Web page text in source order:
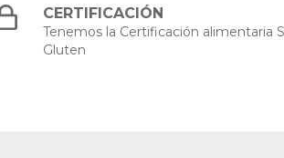
CERTIFICACIÓN
Tenemos la Certificación alimentaria
Gluten